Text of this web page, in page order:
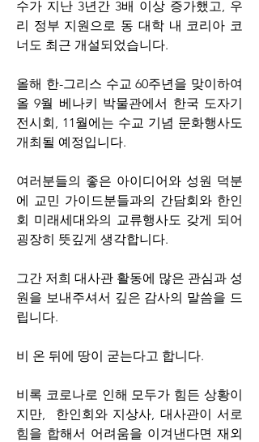
수가 지난 3년간 3배 이상 증가했고, 우
리 정부 지원으로 동 대학 내 코리아 코
너도 최근 개설되었습니다.
올해 한-그리스 수교 60주년을 맞이하여
올 9월 베나키 박물관에서 한국 도자기
전시회, 11월에는 수교 기념 문화행사도
개최될 예정입니다.
여러분들의 좋은 아이디어와 성원 덕분
에 교민 가이드분들과의 간담회와 한인
회 미래세대와의 교류행사도 갖게 되어
굉장히 뜻깊게 생각합니다.
그간 저희 대사관 활동에 많은 관심과 성
원을 보내주셔서 깊은 감사의 말씀을 드
립니다.
비 온 뒤에 땅이 굳는다고 합니다.
비록 코로나로 인해 모두가 힘든 상황이
지만,  한인회와 지상사, 대사관이 서로
힘을 합해서 어려움을 이겨낸다면 재외